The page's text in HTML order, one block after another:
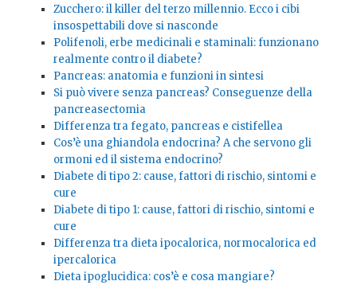
Zucchero: il killer del terzo millennio. Ecco i cibi
insospettabili dove si nasconde
Polifenoli, erbe medicinali e staminali: funzionano
realmente contro il diabete?
Pancreas: anatomia e funzioni in sintesi
Si può vivere senza pancreas? Conseguenze della
pancreasectomia
Differenza tra fegato, pancreas e cistifellea
Cos’è una ghiandola endocrina? A che servono gli
ormoni ed il sistema endocrino?
Diabete di tipo 2: cause, fattori di rischio, sintomi e
cure
Diabete di tipo 1: cause, fattori di rischio, sintomi e
cure
Differenza tra dieta ipocalorica, normocalorica ed
ipercalorica
Dieta ipoglucidica: cos’è e cosa mangiare?